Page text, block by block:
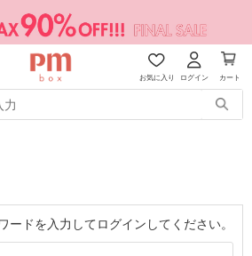
お気に入り ログイン カート
ードを入力してログインしてください。